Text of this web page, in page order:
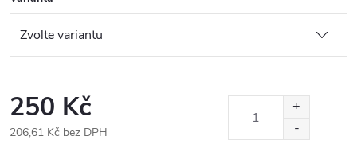
250 Kč
206,61 Kč bez DPH